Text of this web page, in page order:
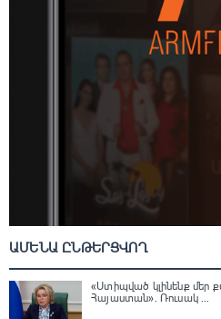
ԱՄԵՆԱ ԸՆԹԵՐՑՎՈՂ
«Ստիպված կլինենք մեր
Հայաստան»․ Ռուսակ ...